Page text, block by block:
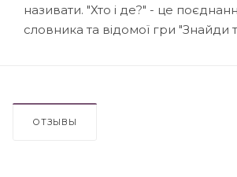
називати. "Хто і де?" - це
словника та відомої гри "Знайди
ОТЗЫВЫ